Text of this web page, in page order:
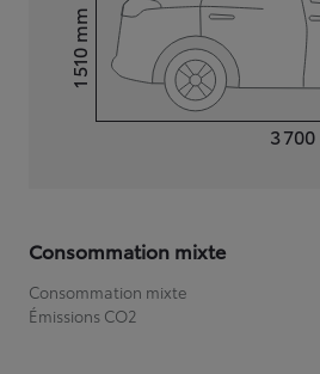
3 700
Hauteur1 510
mm
Consommation mixte
Consommation mixte
Émissions CO2